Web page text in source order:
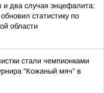
и два случая энцефалита:
статистику по
области
стали чемпионками
"Кожаный мяч" в